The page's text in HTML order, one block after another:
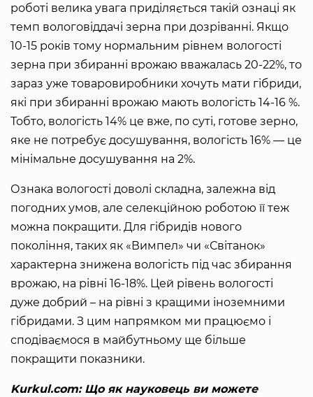
роботі велика увага приділяється такій ознаці як
темп вологовіддачі зерна при дозріванні. Якщо
10-15 років тому нормальним рівнем вологості
зерна при збиранні врожаю вважалась 20-22%, то
зараз уже товаровиробники хочуть мати гібриди,
які при збиранні врожаю мають вологість 14-16 %.
Тобто, вологість 14% це вже, по суті, готове зерно,
яке не потребує досушування, вологість 16% — це
мінімальне досушування на 2%.
Ознака вологості доволі складна, залежна від
погодних умов, але селекційною роботою її теж
можна покращити. Для гібридів нового
покоління, таких як «Вимпел» чи «Світанок»
характерна знижена вологість під час збирання
врожаю, на рівні 16-18%. Цей рівень вологості
дуже добрий – на рівні з кращими іноземними
гібридами. З цим напрямком ми працюємо і
сподіваємося в майбутньому ще більше
покращити показники.
Kurkul.com: Що як науковець ви можете